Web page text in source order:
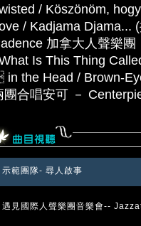
/ Köszönöm,
/ Kadjama Djama...
加拿大人聲樂
Is This Thing
the Head / Brown-
團合唱安可 －
示範團隊- 尋人啟事
遇見國際人聲樂團音樂會--